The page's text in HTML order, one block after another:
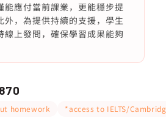
能應付當前課業，更能穩步提
外，為提供持續的支援，學生
線上發問，確保學習成果能夠
homework *access to IELTS/